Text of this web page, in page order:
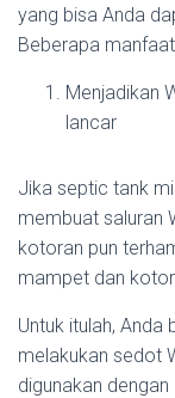
yang bisa Anda
Beberapa
Menjadikan
lancar
Jika septic tank
membuat saluran
kotoran pun
mampet dan
Untuk itulah,
melakukan sedot
digunakan